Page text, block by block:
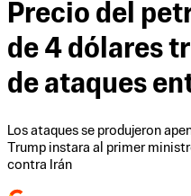
Precio del
de 4 dólares
de ataques
Los ataques se produjeron
Trump instara al primer
contra Irán